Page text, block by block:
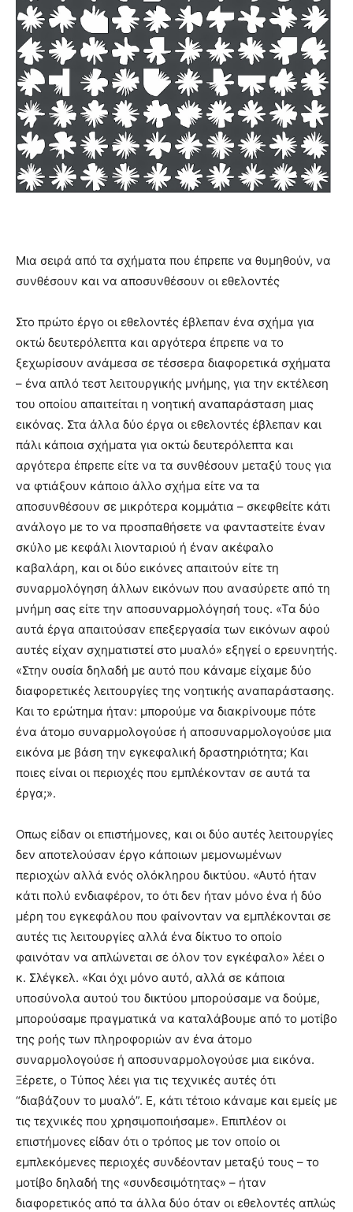
Μια σειρά από τα σχήματα που έπρεπε να θυμηθούν, να
συνθέσουν και να αποσυνθέσουν οι εθελοντές
Στο πρώτο έργο οι εθελοντές έβλεπαν ένα σχήμα για
οκτώ δευτερόλεπτα και αργότερα έπρεπε να το
ξεχωρίσουν ανάμεσα σε τέσσερα διαφορετικά σχήματα
– ένα απλό τεστ λειτουργικής μνήμης, για την εκτέλεση
του οποίου απαιτείται η νοητική αναπαράσταση μιας
εικόνας. Στα άλλα δύο έργα οι εθελοντές έβλεπαν και
πάλι κάποια σχήματα για οκτώ δευτερόλεπτα και
αργότερα έπρεπε είτε να τα συνθέσουν μεταξύ τους για
να φτιάξουν κάποιο άλλο σχήμα είτε να τα
αποσυνθέσουν σε μικρότερα κομμάτια – σκεφθείτε κάτι
ανάλογο με το να προσπαθήσετε να φανταστείτε έναν
σκύλο με κεφάλι λιονταριού ή έναν ακέφαλο
καβαλάρη, και οι δύο εικόνες απαιτούν είτε τη
συναρμολόγηση άλλων εικόνων που ανασύρετε από τη
μνήμη σας είτε την αποσυναρμολόγησή τους. «Τα δύο
αυτά έργα απαιτούσαν επεξεργασία των εικόνων αφού
αυτές είχαν σχηματιστεί στο μυαλό» εξηγεί ο ερευνητής.
«Στην ουσία δηλαδή με αυτό που κάναμε είχαμε δύο
διαφορετικές λειτουργίες της νοητικής αναπαράστασης.
Και το ερώτημα ήταν: μπορούμε να διακρίνουμε πότε
ένα άτομο συναρμολογούσε ή αποσυναρμολογούσε μια
εικόνα με βάση την εγκεφαλική δραστηριότητα; Και
ποιες είναι οι περιοχές που εμπλέκονταν σε αυτά τα
έργα;».
Οπως είδαν οι επιστήμονες, και οι δύο αυτές λειτουργίες
δεν αποτελούσαν έργο κάποιων μεμονωμένων
περιοχών αλλά ενός ολόκληρου δικτύου. «Αυτό ήταν
κάτι πολύ ενδιαφέρον, το ότι δεν ήταν μόνο ένα ή δύο
μέρη του εγκεφάλου που φαίνονταν να εμπλέκονται σε
αυτές τις λειτουργίες αλλά ένα δίκτυο το οποίο
φαινόταν να απλώνεται σε όλον τον εγκέφαλο» λέει ο
κ. Σλέγκελ. «Και όχι μόνο αυτό, αλλά σε κάποια
υποσύνολα αυτού του δικτύου μπορούσαμε να δούμε,
μπορούσαμε πραγματικά να καταλάβουμε από το μοτίβο
της ροής των πληροφοριών αν ένα άτομο
συναρμολογούσε ή αποσυναρμολογούσε μια εικόνα.
Ξέρετε, ο Τύπος λέει για τις τεχνικές αυτές ότι
“διαβάζουν το μυαλό”. Ε, κάτι τέτοιο κάναμε και εμείς με
τις τεχνικές που χρησιμοποιήσαμε». Επιπλέον οι
επιστήμονες είδαν ότι ο τρόπος με τον οποίο οι
εμπλεκόμενες περιοχές συνδέονταν μεταξύ τους – το
μοτίβο δηλαδή της «συνδεσιμότητας» – ήταν
διαφορετικός από τα άλλα δύο όταν οι εθελοντές απλώς